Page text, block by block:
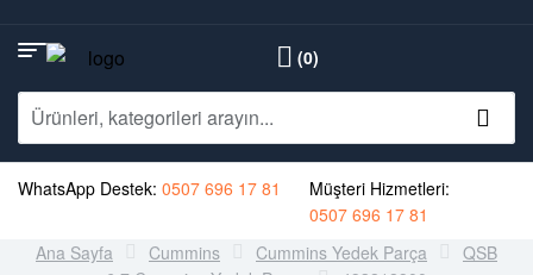
(0)
WhatsApp Destek: 0507 696 17 81
Müşteri Hizmetleri:
0507 696 17 81
Ana Sayfa
Cummins Cummins Yedek Parça
QSB